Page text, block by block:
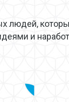
людей,
и